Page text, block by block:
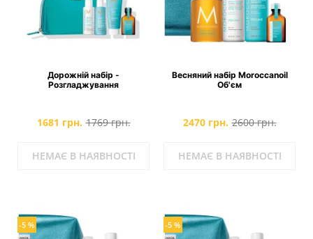
Дорожній набір -
Розгладжування
1681 грн. 1769 грн.
НЕМАЄ В НАЯВНОСТІ
Весняний набір Moroccanoil
Об'єм
2470 грн. 2600 грн.
НЕМАЄ В НАЯВНОСТІ
-5 % -5 %